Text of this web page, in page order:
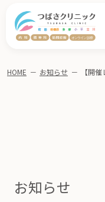
お知らせ
HOME － お知らせ －